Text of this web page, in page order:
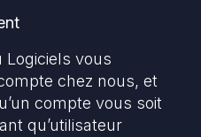
Logiciels vous
chez nous, et
compte vous soit
qu’utilisateur